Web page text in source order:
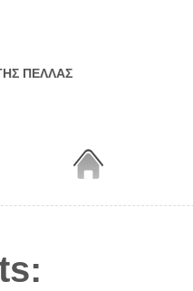
ΠΕΛΛΑΣ